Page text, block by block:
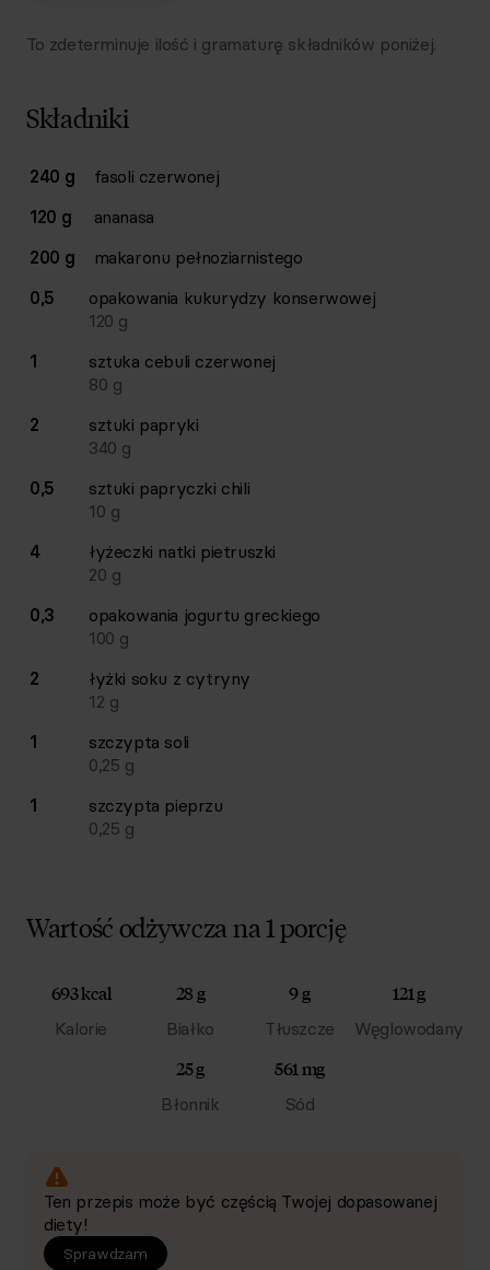
To zdeterminuje ilość i gramaturę składników poniżej.
Składniki
Lista składników przepisu z ilościami i wagami
Ilość Składnik
240 g
fasoli czerwonej
120 g
ananasa
200 g
makaronu pełnoziarnistego
0,5
opakowania kukurydzy konserwowej
120 g
1
sztuka cebuli czerwonej
80 g
2
sztuki papryki
340 g
0,5
sztuki papryczki chili
10 g
4
łyżeczki natki pietruszki
20 g
0,3
opakowania jogurtu greckiego
100 g
2
łyżki soku z cytryny
12 g
1
szczypta soli
0,25 g
1
szczypta pieprzu
0,25 g
Wartość odżywcza na 1 porcję
693 kcal
Kalorie
28 g
Białko
9 g
Tłuszcze
121 g
Węglowodany
25 g
Błonnik
561 mg
Sód
Ten przepis może być częścią Twojej dopasowanej
diety!
Sprawdzam